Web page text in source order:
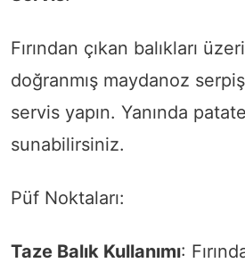
Fırından çıkan balıkları
doğranmış maydanoz
servis yapın. Yanında
sunabilirsiniz.
Püf Noktaları:
Taze Balık Kullanımı: